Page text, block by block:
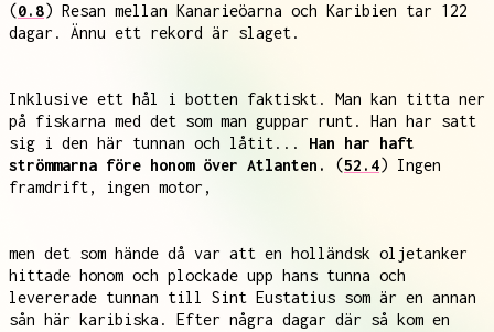
(0.8) Resan mellan Kanarieöarna och Karibien tar 122
dagar. Ännu ett rekord är slaget.
Inklusive ett hål i botten faktiskt. Man kan titta ner
på fiskarna med det som man guppar runt. Han har satt
sig i den här tunnan och låtit... Han har haft
strömmarna före honom över Atlanten.
(52.4) Ingen
framdrift, ingen motor,
men det som hände då var att en holländsk oljetanker
hittade honom och plockade upp hans tunna och
levererade tunnan till Sint Eustatius som är en annan
sån här karibiska. Efter några dagar där så kom en